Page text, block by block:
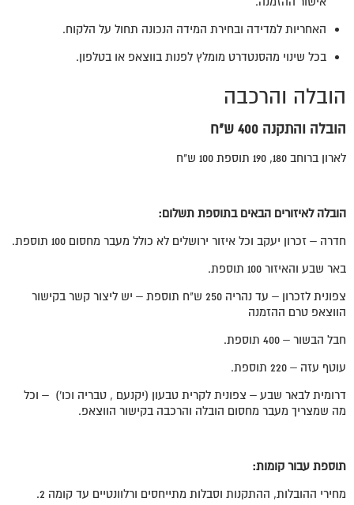
האחריות למדידה ובחירת המידה הנכונה תחול על הלקוח.
בכל שינוי מהסנטדרט מומלץ לפנות בווצאפ או בטלפון.
הובלה והרכבה
הובלה והתקנה 400 ש"ח
לארון ברוחב 180, 190 תוספת 100 ש"ח
הובלה לאיזורים הבאים בתוספת תשלום:
חדרה – זכרון יעקב וכל איזור ירושלים לא כולל מעבר מחסום 100 תוספת.
באר שבע והאיזור 100 תוספת.
צפונית לזכרון – עד נהריה 250 ש"ח תוספת – יש ליצור קשר בקישור
הווצאפ טרם ההזמנה
חבל הבשור – 400 תוספת.
עוטף עזה – 220 תוספת.
דרומית לבאר שבע – צפונית לקרית טבעון (יקנעם , טבריה וכו') – וכל
מה שמצריך מעבר מחסום הובלה והרכבה בקישור הווצאפ.
תוספת עבור קומות:
מחירי ההובלות, ההתקנות וסבלות מתייחסים ורלוונטיים עד קומה 2.